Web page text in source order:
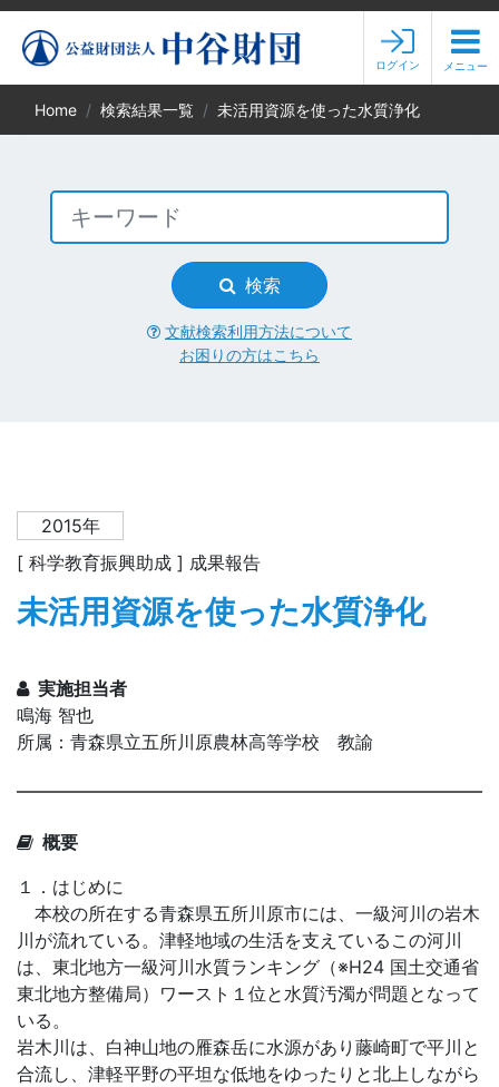
ログイン メニュー
Home 検索結果一覧 未活用資源を使った水質浄化
検索
文献検索利用方法について
お困りの方はこちら
2015年
[ 科学教育振興助成 ] 成果報告
未活用資源を使った水質浄化
実施担当者
鳴海 智也
所属：青森県立五所川原農林高等学校 教諭
概要
１．はじめに
本校の所在する青森県五所川原市には、一級河川の岩木
川が流れている。津軽地域の生活を支えているこの河川
は、東北地方一級河川水質ランキング（※H24 国土交通省
東北地方整備局）ワースト１位と水質汚濁が問題となって
いる。
岩木川は、白神山地の雁森岳に水源があり藤崎町で平川と
合流し、津軽平野の平坦な低地をゆったりと北上しながら